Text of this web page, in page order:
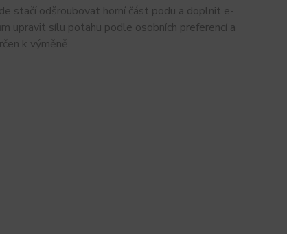
stačí odšroubovat horní část podu a doplnit e-
upravit sílu potahu podle osobních preferencí a
k výměně.